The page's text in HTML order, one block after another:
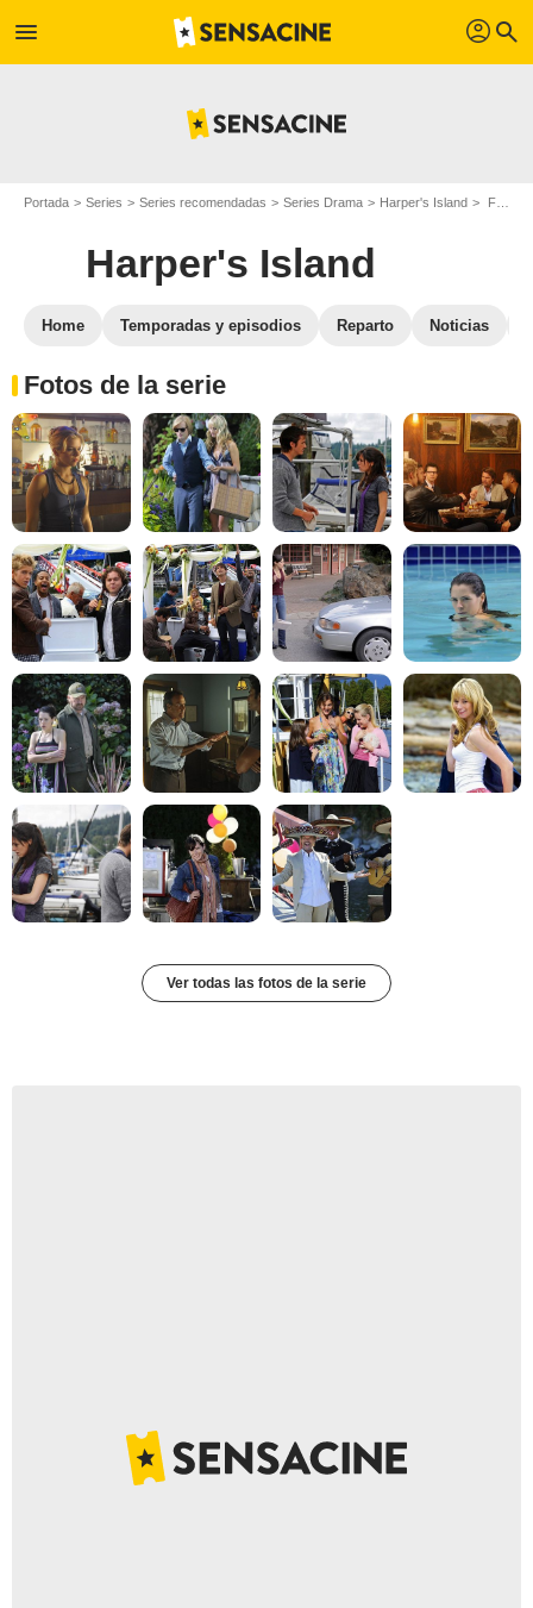
menu profil search
Portada Series Series recomendadas Series Drama Harper's Island Fotos Harper's Island
Harper's Island
Home Temporadas y episodios Reparto Noticias
Fotos de la serie
Ver todas las fotos de la serie